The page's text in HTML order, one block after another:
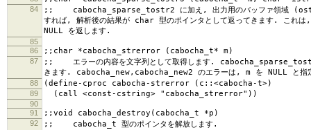
84
;; cabocha_sparse_tostr2 に加え, 出力用のバッファ領域
すれば, 解析後の結果が char 型のポインタとして返ってきます. こ
NULL を返します.
85
86
;;char *cabocha_strerror (cabocha_t* m)
87
;; エラーの内容を文字列として取得します.
きます. cabocha_new,cabocha_new2 のエラーは, m を NULL と指
88 (define-cproc cabocha-strerror (c::<cabocha-t>)
89 (call <const-cstring> "cabocha_strerror"))
90
91
;;void cabocha_destroy(cabocha_t *p)
92 ;; cabocha_t 型のポインタを解放します.